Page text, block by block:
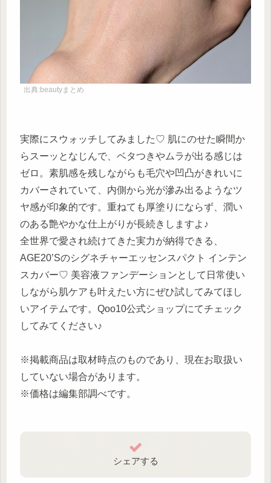
出典:beautyまとめ
実際にスウォッチしてみました♡ 肌にのせた瞬間か
らスーッとなじんで、ベタつきやムラが出る感じは
ゼロ。素肌感を残しながらも毛穴や凹凸がきれいに
カバーされていて、内側から光が滲み出るようなツ
ヤ感が印象的です。重ねても厚塗りにならず、潤い
のある艶やかな仕上がりが長続きしますよ♪
全世界で愛され続けてきた実力が納得できる、
AGE20’Sのシグネチャーエッセンスパクト インテン
スカバー♡ 美容液ファンデーションとして日常使い
しながら肌ケアも叶えたい方にぜひ試してみてほし
いアイテムです。Qoo10公式ショップにてチェック
してみてください♪
※掲載商品は取材時点のものであり、現在お取扱い
していない場合があります。
※価格は編集部調べです。
シェアする